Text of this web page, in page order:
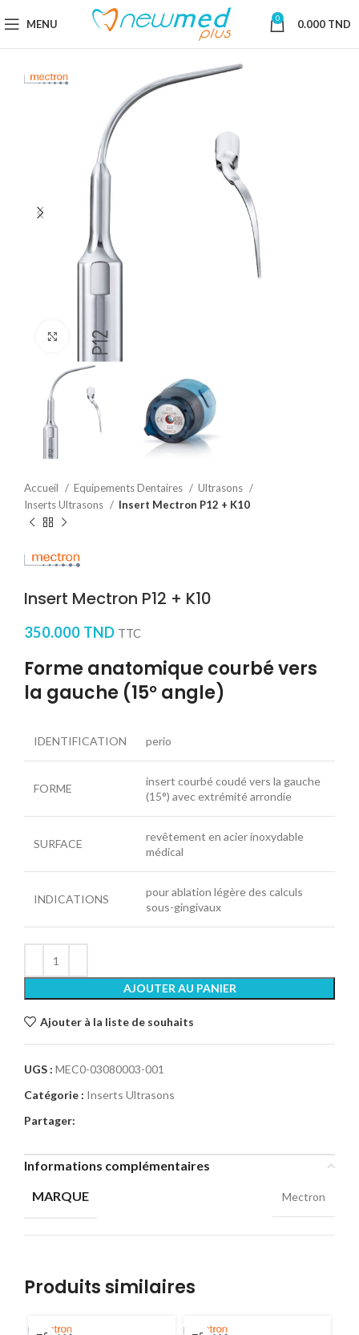
MENU 0 0.000 TND
Cliquez pour agrandir
Accueil Equipements Dentaires
Ultrasons
Inserts Ultrasons
Insert Mectron P12 + K10
Insert Mectron P12 + K10
350.000 TND TTC
Forme anatomique courbé vers
la gauche (15° angle)
IDENTIFICATION perio
FORME
insert courbé coudé vers la gauche
(15°) avec extrémité arrondie
SURFACE
revêtement en acier inoxydable
médical
INDICATIONS
pour ablation légère des calculs
sous-gingivaux
AJOUTER AU PANIER
Ajouter à la liste de souhaits
UGS : MEC0-03080003-001
Catégorie : Inserts Ultrasons
Partager:
Informations complémentaires
MARQUE
Mectron
Produits similaires